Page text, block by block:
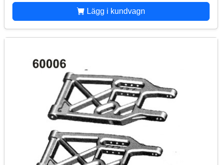
Lägg i kundvagn